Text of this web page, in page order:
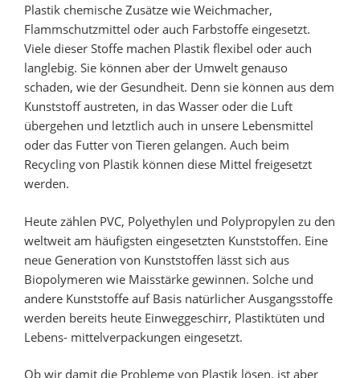
Plastik chemische Zusätze wie Weichmacher,
Flammschutzmittel oder auch Farbstoffe eingesetzt.
Viele dieser Stoffe machen Plastik flexibel oder auch
langlebig. Sie können aber der Umwelt genauso
schaden, wie der Gesundheit. Denn sie können aus dem
Kunststoff austreten, in das Wasser oder die Luft
übergehen und letztlich auch in unsere Lebensmittel
oder das Futter von Tieren gelangen. Auch beim
Recycling von Plastik können diese Mittel freigesetzt
werden.
Heute zählen PVC, Polyethylen und Polypropylen zu den
weltweit am häufigsten eingesetzten Kunststoffen. Eine
neue Generation von Kunststoffen lässt sich aus
Biopolymeren wie Maisstärke gewinnen. Solche und
andere Kunststoffe auf Basis natürlicher Ausgangsstoffe
werden bereits heute Einweggeschirr, Plastiktüten und
Lebens- mittelverpackungen eingesetzt.
Ob wir damit die Probleme von Plastik lösen, ist aber